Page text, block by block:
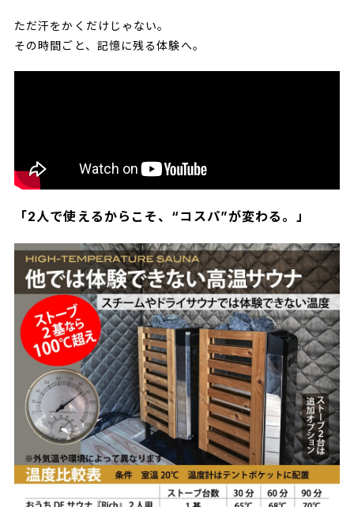
ただ汗をかくだけじゃない。
その時間ごと、記憶に残る体験へ。
「2人で使えるからこそ、“コスパ”が変わる。」